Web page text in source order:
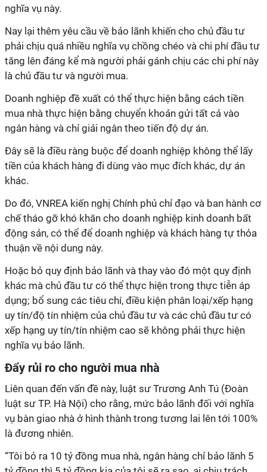
nghĩa vụ này.
Nay lại thêm yêu cầu về bảo lãnh khiến cho chủ đầu tư
phải chịu quá nhiều nghĩa vụ chồng chéo và chi phí đầu tư
tăng lên đáng kể mà người phải gánh chịu các chi phí này
là chủ đầu tư và người mua.
Doanh nghiệp đề xuất có thể thực hiện bằng cách tiền
mua nhà thực hiện bằng chuyển khoản gửi tất cả vào
ngân hàng và chỉ giải ngân theo tiến độ dự án.
Đây sẽ là điều ràng buộc để doanh nghiệp không thể lấy
tiền của khách hàng đi dùng vào mục đích khác, dự án
khác.
Do đó, VNREA kiến nghị Chính phủ chỉ đạo và ban hành cơ
chế tháo gỡ khó khăn cho doanh nghiệp kinh doanh bất
động sản, có thể để doanh nghiệp và khách hàng tự thỏa
thuận về nội dung này.
Hoặc bỏ quy định bảo lãnh và thay vào đó một quy định
khác mà chủ đầu tư có thể thực hiện trong thực tiễn áp
dụng; bổ sung các tiêu chí, điều kiện phân loại/xếp hạng
uy tín/độ tín nhiệm của chủ đầu tư và các chủ đầu tư có
xếp hạng uy tín/tín nhiệm cao sẽ không phải thực hiện
nghĩa vụ bảo lãnh.
Đẩy rủi ro cho người mua nhà
Liên quan đến vấn đề này, luật sư Trương Anh Tú (Đoàn
luật sư TP. Hà Nội) cho rằng, mức bảo lãnh đối với nghĩa
vụ bàn giao nhà ở hình thành trong tương lai lên tới 100%
là đương nhiên.
“Tôi bỏ ra 10 tỷ đồng mua nhà, ngân hàng chỉ bảo lãnh 5